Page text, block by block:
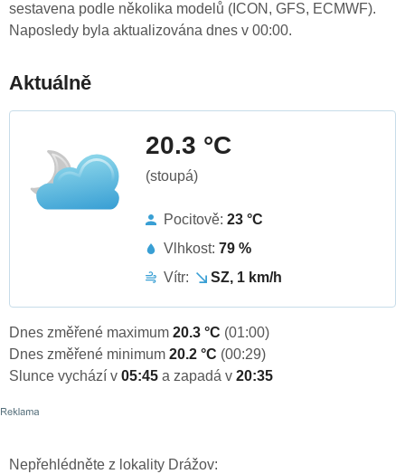
sestavena podle několika modelů (ICON, GFS, ECMWF).
Naposledy byla aktualizována dnes v 00:00.
Aktuálně
20.3 °C
(stoupá)
Pocitově: 23 °C
Vlhkost: 79 %
Vítr:
SZ, 1 km/h
Dnes změřené maximum 20.3 °C (01:00)
Dnes změřené minimum 20.2 °C (00:29)
Slunce vychází v 05:45 a zapadá v 20:35
Nepřehlédněte z lokality Drážov: